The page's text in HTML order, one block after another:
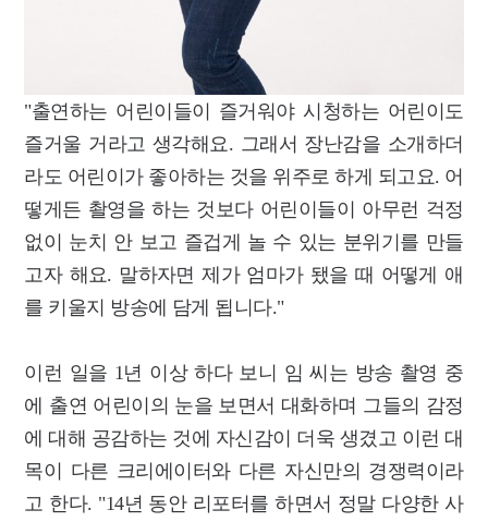
"출연하는 어린이들이 즐거워야 시청하는 어린이도
즐거울 거라고 생각해요. 그래서 장난감을 소개하더
라도 어린이가 좋아하는 것을 위주로 하게 되고요. 어
떻게든 촬영을 하는 것보다 어린이들이 아무런 걱정
없이 눈치 안 보고 즐겁게 놀 수 있는 분위기를 만들
고자 해요. 말하자면 제가 엄마가 됐을 때 어떻게 애
를 키울지 방송에 담게 됩니다."
이런 일을 1년 이상 하다 보니 임 씨는 방송 촬영 중
에 출연 어린이의 눈을 보면서 대화하며 그들의 감정
에 대해 공감하는 것에 자신감이 더욱 생겼고 이런 대
목이 다른 크리에이터와 다른 자신만의 경쟁력이라
고 한다. "14년 동안 리포터를 하면서 정말 다양한 사